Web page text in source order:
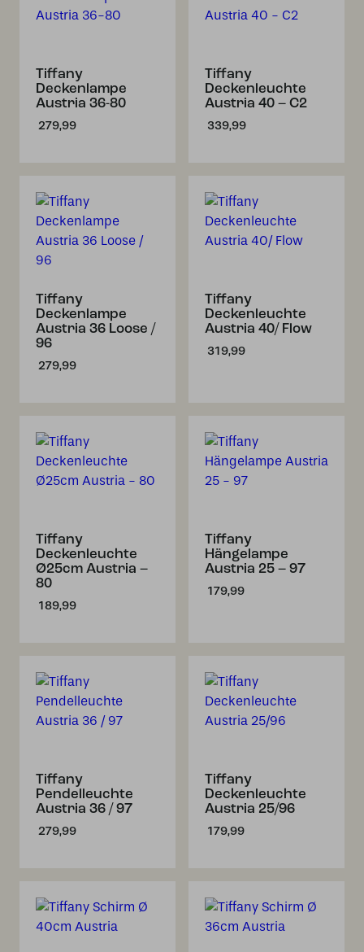
Tiffany
Deckenlampe
Austria 36-80
279,99
Tiffany
Deckenleuchte
Austria 40 – C2
339,99
Tiffany
Deckenlampe
Austria 36 Loose /
96
279,99
Tiffany
Deckenleuchte
Austria 40/ Flow
319,99
Tiffany
Deckenleuchte
Ø25cm Austria –
80
189,99
Tiffany
Hängelampe
Austria 25 – 97
179,99
Tiffany
Pendelleuchte
Austria 36 / 97
279,99
Tiffany
Deckenleuchte
Austria 25/96
179,99